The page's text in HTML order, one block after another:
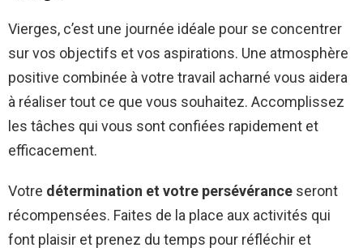
Vierges, c’est une journée idéale pour se concentrer
sur vos objectifs et vos aspirations. Une atmosphère
positive combinée à votre travail acharné vous aidera
à réaliser tout ce que vous souhaitez. Accomplissez
les tâches qui vous sont confiées rapidement et
efficacement.
Votre détermination et votre persévérance seront
récompensées. Faites de la place aux activités qui
font plaisir et prenez du temps pour réfléchir et